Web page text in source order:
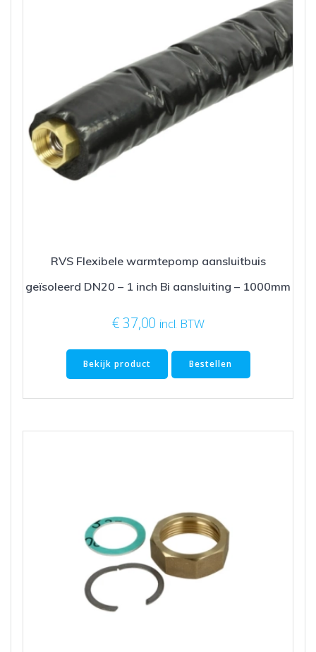
RVS Flexibele warmtepomp aansluitbuis
geïsoleerd DN20 – 1 inch Bi aansluiting – 1000mm
€37,00 incl. BTW
Bekijk product Bestellen